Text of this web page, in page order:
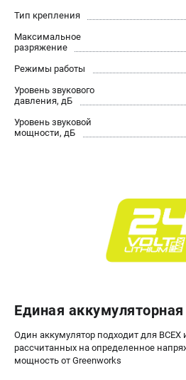
Аэраторы
Воздуходувки
Газонокосилки
Культиваторы
Кусторезы
Мойки АВД
Газонокосилки-роботы
Триммеры
Пылесосы аккумуляторные
Фонари
Шлифмашины орбитальные
Тип крепления
Максимальное
разряжение
Режимы работы
Уровень звукового
давления, дБ
Уровень звуковой
мощности, дБ
Единая
Один аккумулятор подходит для ВСЕХ
рассчитанных на определенное
мощность от Greenworks